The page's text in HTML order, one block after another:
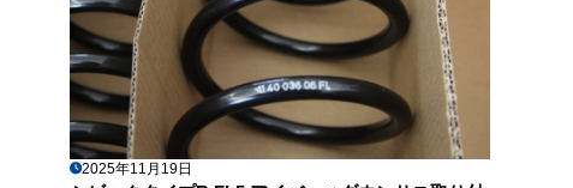
2025年11月19日